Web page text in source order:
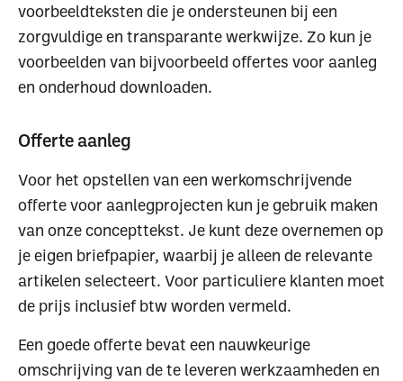
voorbeeldteksten die je ondersteunen bij een
zorgvuldige en transparante werkwijze. Zo kun je
voorbeelden van bijvoorbeeld offertes voor aanleg
en onderhoud downloaden.
Offerte aanleg
Voor het opstellen van een werkomschrijvende
offerte voor aanlegprojecten kun je gebruik maken
van onze concepttekst. Je kunt deze overnemen op
je eigen briefpapier, waarbij je alleen de relevante
artikelen selecteert. Voor particuliere klanten moet
de prijs inclusief btw worden vermeld.
Een goede offerte bevat een nauwkeurige
omschrijving van de te leveren werkzaamheden en